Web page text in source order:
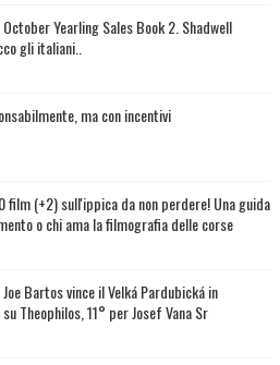
Yearling Sales Book 2. Shadwell
gli italiani..
ma con incentivi
film (+2) sull'ippica da non perdere! Una guida
o chi ama la filmografia delle corse
Bartos vince il Velká Pardubická in
Theophilos, 11° per Josef Vana Sr